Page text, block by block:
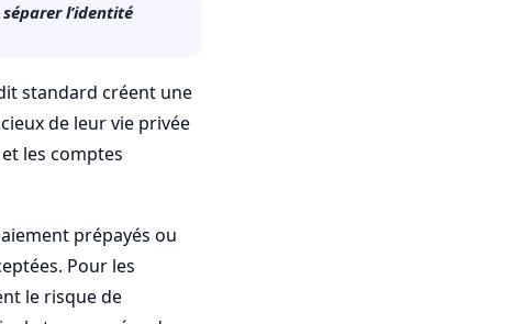
l’identité
standard créent une
de leur vie privée
les comptes
prépayés ou
Pour les
le risque de